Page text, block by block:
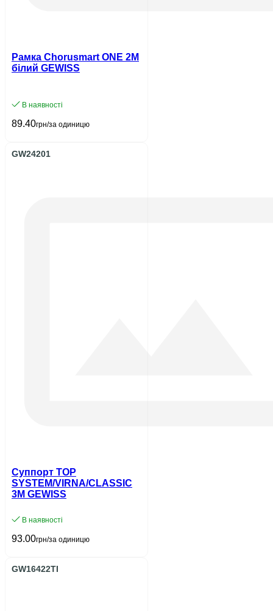
Рамка Chorusmart ONE 2M
білий GEWISS
В наявності
89.40грн/за одиницю
GW24201
Суппорт TOP
SYSTEM/VIRNA/CLASSIC
3M GEWISS
В наявності
93.00грн/за одиницю
GW16422TI